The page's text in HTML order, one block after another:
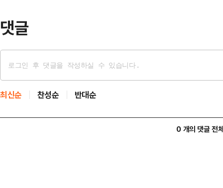
댓글
최신순 찬성순 반대순
0 개의 댓글 전